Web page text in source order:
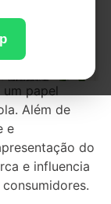
um papel
Além de
e
do
e influencia